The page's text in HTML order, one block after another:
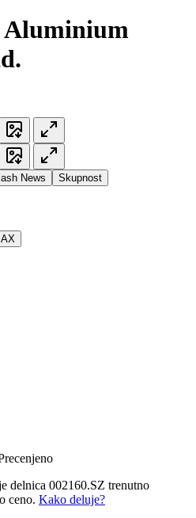
Aluminium
News Skupnost
delnica 002160.SZ trenutno
ceno. Kako deluje?